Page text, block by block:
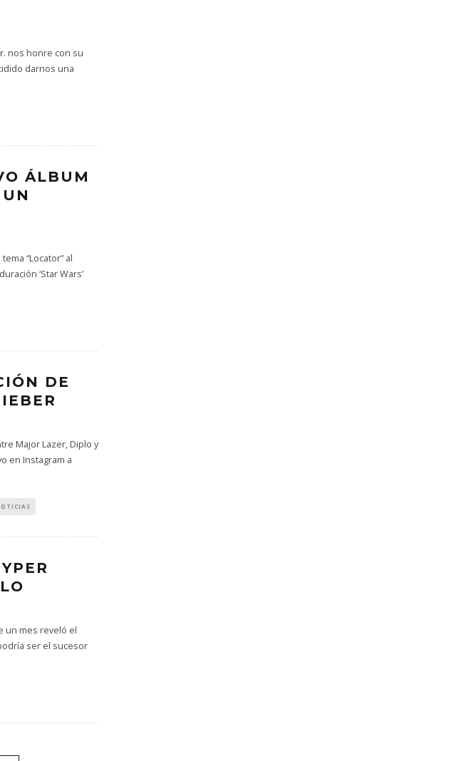
nos honre con su
darnos una
ÁLBUM
“Locator” al
‘Star Wars’
DE
Major Lazer, Diplo y
en Instagram a
un mes reveló el
ser el sucesor